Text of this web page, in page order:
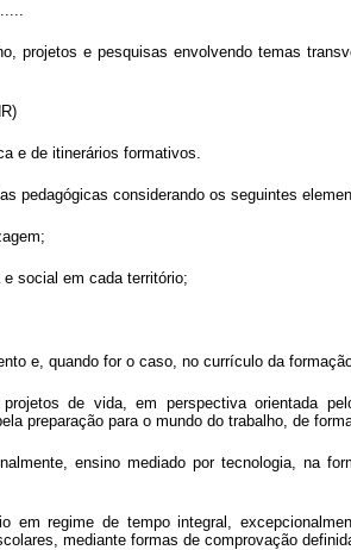
projetos e pesquisas envolvendo temas
e de itinerários formativos.
pedagógicas considerando os seguintes
social em cada território;
e, quando for o caso, no currículo da
de vida, em perspectiva orientada
preparação para o mundo do trabalho, de
ensino mediado por tecnologia, na
regime de tempo integral,
mediante formas de comprovação